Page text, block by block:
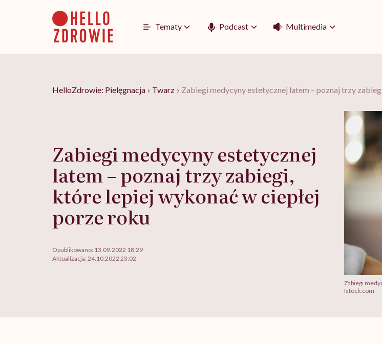
Tematy Podcast Multimedia
HelloZdrowie: Pielęgnacja › Twarz › Zabiegi medycyny estetycznej latem – poznaj trzy
Zabiegi medycyny estetycznej
latem – poznaj trzy zabiegi,
które lepiej wykonać w ciepłej
porze roku
Opublikowano: 13.09.2022 18:29
Aktualizacja: 24.10.2022 23:02
Zabiegi
Istock.com